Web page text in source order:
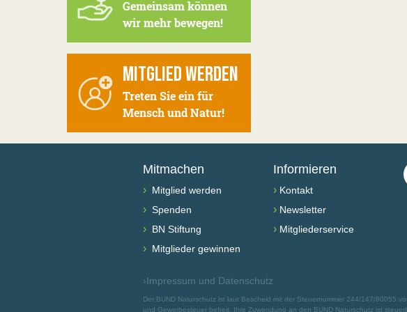
Gemeinsam können
wir mehr bewegen!
MITGLIED WERDEN
Treten Sie ein für
Mensch und Natur!
Mitmachen
› Mitglied werden
› Spenden
› BN Stiftung
› Mitglieder gewinnen
Informieren
› Kontakt
› Newsletter
› Mitgliederservice
›Impressum und Datenschutz
Der BUND Naturschutz ist laut Bescheid mit der Steuernummer 244/147/80055
und Gewerbesteuer befreit. Ihre Zuwendung an den BUND Naturschutz ist